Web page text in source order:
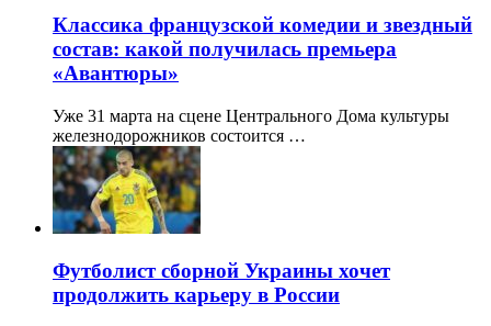
Классика французской комедии и звездный
состав: какой получилась премьера
«Авантюры»
Уже 31 марта на сцене Центрального Дома культуры
железнодорожников состоится …
Футболист сборной Украины хочет
продолжить карьеру в России